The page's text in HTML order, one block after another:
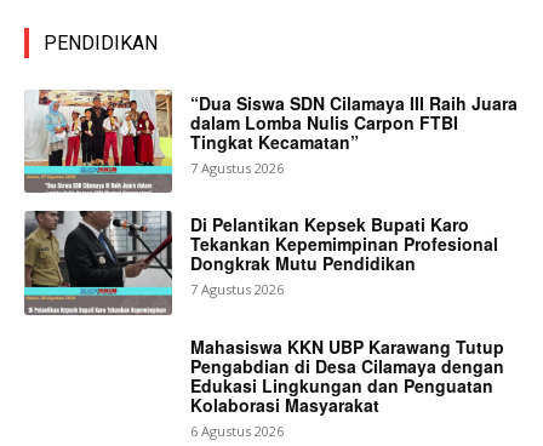
PENDIDIKAN
“Dua Siswa SDN Cilamaya III Raih Juara
dalam Lomba Nulis Carpon FTBI
Tingkat Kecamatan”
7 Agustus 2026
Di Pelantikan Kepsek Bupati Karo
Tekankan Kepemimpinan Profesional
Dongkrak Mutu Pendidikan
7 Agustus 2026
Mahasiswa KKN UBP Karawang Tutup
Pengabdian di Desa Cilamaya dengan
Edukasi Lingkungan dan Penguatan
Kolaborasi Masyarakat
6 Agustus 2026